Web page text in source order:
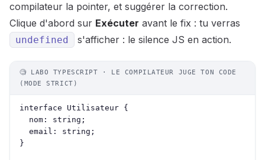
compilateur la pointer, et suggérer la correction.
Clique d'abord sur Exécuter avant le fix : tu verras
undefined s'afficher : le silence JS en action.
🧐 LABO TYPESCRIPT · LE COMPILATEUR JUGE TON CODE
(MODE STRICT)